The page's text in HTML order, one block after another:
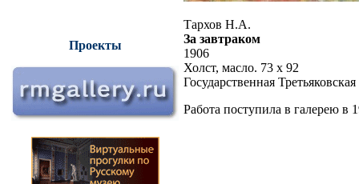
Проекты
Тархов Н.А.
За завтраком
1906
Холст, масло. 73 х 92
Государственная Третьяковская
Работа поступила в галерею в